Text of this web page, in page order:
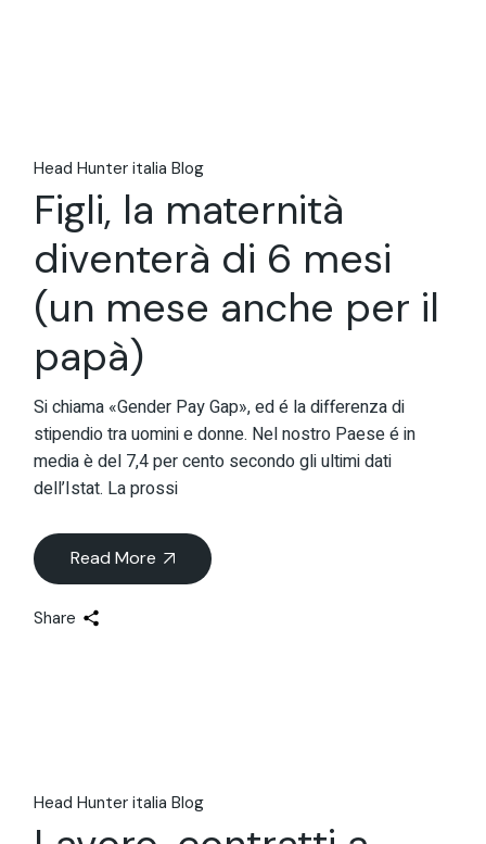
Head Hunter italia Blog
Figli, la maternità
diventerà di 6 mesi
(un mese anche per il
papà)
Si chiama «Gender Pay Gap», ed é la differenza di
stipendio tra uomini e donne. Nel nostro Paese é in
media è del 7,4 per cento secondo gli ultimi dati
dell’Istat. La prossi
Read More
Share
Head Hunter italia Blog